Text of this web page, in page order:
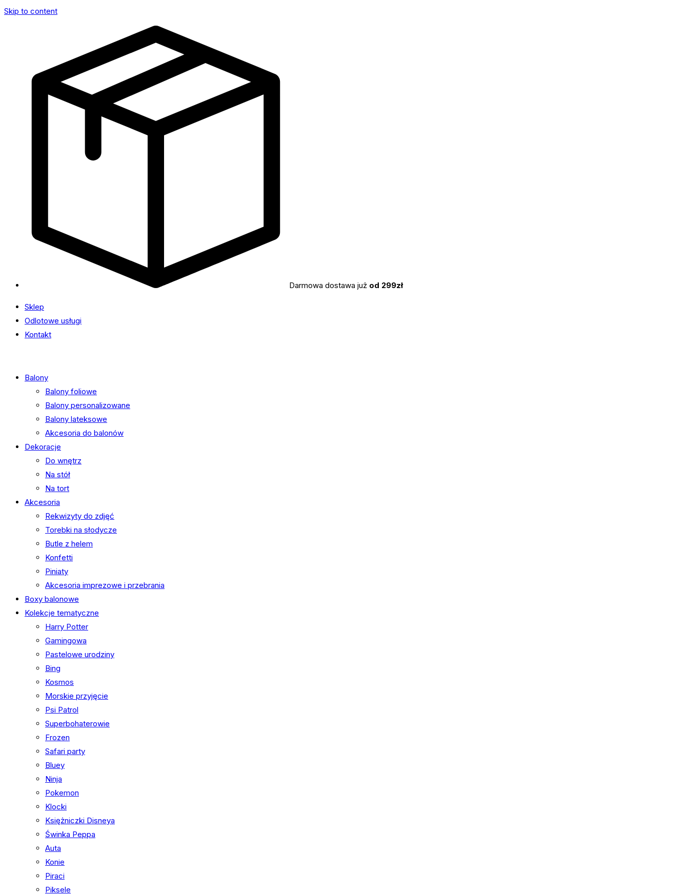
Skip to content
Darmowa dostawa już od 299zł
Sklep
Odlotowe usługi
Kontakt
Balony
Balony foliowe
Balony personalizowane
Balony lateksowe
Akcesoria do balonów
Dekoracje
Do wnętrz
Na stół
Na tort
Akcesoria
Rekwizyty do zdjęć
Torebki na słodycze
Butle z helem
Konfetti
Piniaty
Akcesoria imprezowe i przebrania
Boxy balonowe
Kolekcje tematyczne
Harry Potter
Gamingowa
Pastelowe urodziny
Bing
Kosmos
Morskie przyjęcie
Psi Patrol
Superbohaterowie
Frozen
Safari party
Bluey
Ninja
Pokemon
Klocki
Księżniczki Disneya
Świnka Peppa
Auta
Konie
Piraci
Piksele